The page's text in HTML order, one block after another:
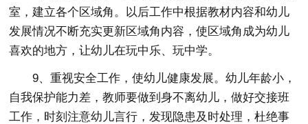
室，建立各个区域角。以后工作中根据教材内容和幼儿
发展情况不断充实更新区域角内容，使区域角成为幼儿
喜欢的地方，让幼儿在玩中乐、玩中学。
9、重视安全工作，使幼儿健康发展。幼儿年龄小，
自我保护能力差，教师要做到身不离幼儿，做好交接班
工作，时刻注意幼儿言行，发现隐患及时处理，杜绝事